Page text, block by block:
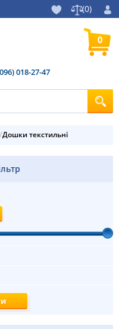
(0)
018-27-47
0
дошки текстильні